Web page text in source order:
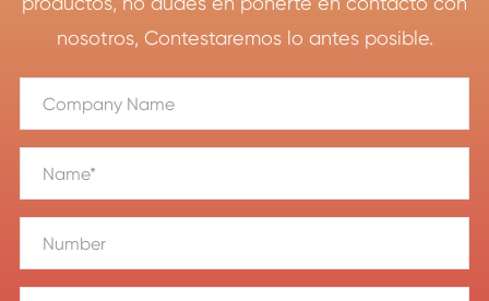
nosotros, Contestaremos lo antes posible.